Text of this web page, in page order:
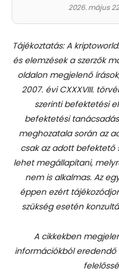
2026. május
Tájékoztatás: A
és elemzések a szerzők
oldalon megjelenő
2007. évi CXXXVIII.
szerinti befektetési
befektetési
meghozatala során az
csak az adott befektető
lehet megállapítani,
nem is alkalmas. Az
éppen ezért
szükség esetén
A cikkekben
információkból